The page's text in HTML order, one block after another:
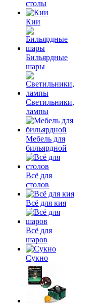
столы
Кии
Бильярдные
шары
Светильники,
лампы
Мебель для
бильярдной
Всё для
столов
Всё для кия
Всё для
шаров
Сукно